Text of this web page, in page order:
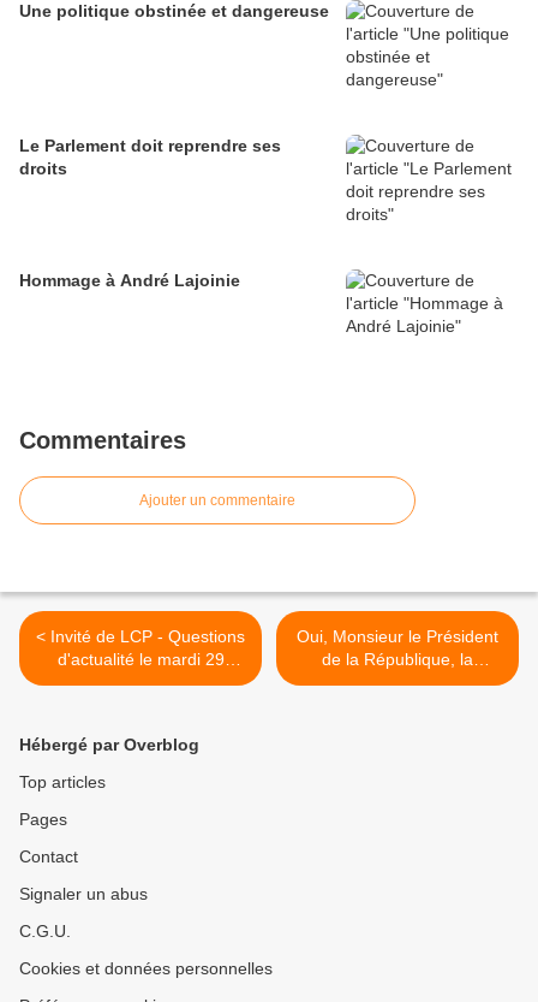
Une politique obstinée et dangereuse
Le Parlement doit reprendre ses
droits
Hommage à André Lajoinie
Commentaires
Ajouter un commentaire
< Invité de LCP - Questions
d'actualité le mardi 29
octobre 2019
Oui, Monsieur le Président
de la République, la
précarité tue ! >
Hébergé par Overblog
Top articles
Pages
Contact
Signaler un abus
C.G.U.
Cookies et données personnelles